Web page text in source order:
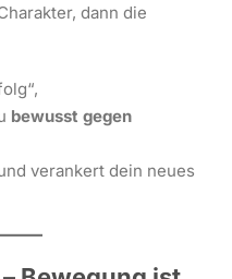
dann die
bewusst gegen
verankert dein neues